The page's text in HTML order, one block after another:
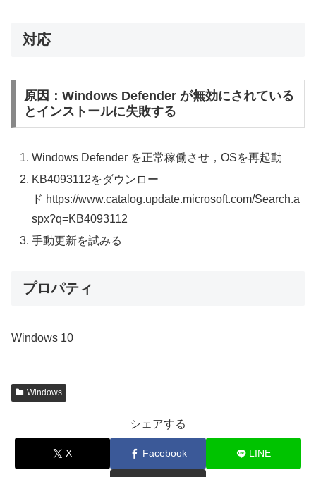
対応
原因：Windows Defender が無効にされている
とインストールに失敗する
Windows Defender を正常稼働させ，OSを再起動
KB4093112をダウンロー
ド https://www.catalog.update.microsoft.com/Search.a
spx?q=KB4093112
手動更新を試みる
プロパティ
Windows 10
Windows
シェアする
X Facebook LINE